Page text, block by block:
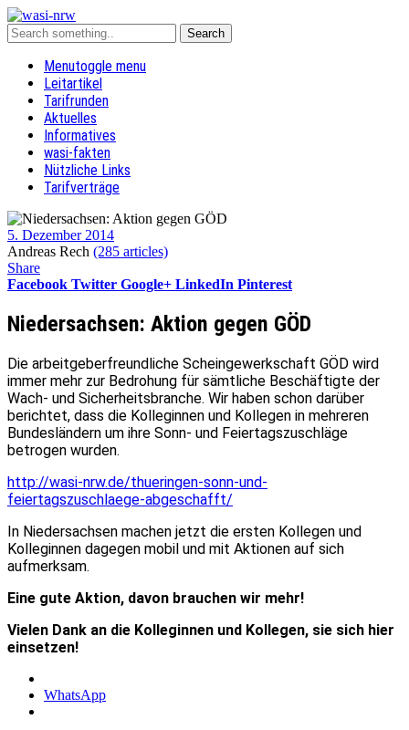
Menutoggle menu
Leitartikel
Tarifrunden
Aktuelles
Informatives
wasi-fakten
Nützliche Links
Tarifverträge
5. Dezember 2014
Andreas Rech (285 articles)
Share
Facebook Twitter Google+ LinkedIn Pinterest
Niedersachsen: Aktion gegen GÖD
Die arbeitgeberfreundliche Scheingewerkschaft GÖD wird
immer mehr zur Bedrohung für sämtliche Beschäftigte der
Wach- und Sicherheitsbranche. Wir haben schon darüber
berichtet, dass die Kolleginnen und Kollegen in mehreren
Bundesländern um ihre Sonn- und Feiertagszuschläge
betrogen wurden.
http://wasi-nrw.de/thueringen-sonn-und-
feiertagszuschlaege-abgeschafft/
In Niedersachsen machen jetzt die ersten Kollegen und
Kolleginnen dagegen mobil und mit Aktionen auf sich
aufmerksam.
Eine gute Aktion, davon brauchen wir mehr!
Vielen Dank an die Kolleginnen und Kollegen, sie sich hier
einsetzen!
WhatsApp